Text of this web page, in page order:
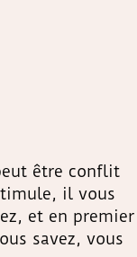
être conflit
il vous
et en premier
savez, vous